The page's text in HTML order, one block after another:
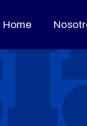
Home
Home